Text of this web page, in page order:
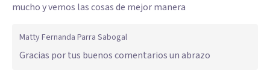
mucho y vemos las cosas de mejor manera
Matty Fernanda Parra Sabogal
Gracias por tus buenos comentarios un abrazo